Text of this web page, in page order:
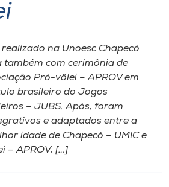
na Unoesc Chapecó
com cerimônia de
Pró-vôlei – APROV em
brasileiro do Jogos
– JUBS. Após, foram
e adaptados entre a
idade de Chapecó – UMIC e
– APROV, […]